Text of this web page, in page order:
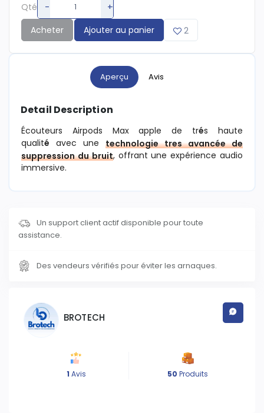
Qté
- +
Acheter Ajouter au panier 2
Aperçu Avis
Detail Description
Écouteurs Airpods Max apple de trés haute
qualité avec une technologie tres avancée de
suppression du bruit, offrant une expérience audio
immersive.
Un support client actif disponible pour toute
assistance.
Des vendeurs vérifiés pour éviter les arnaques.
BROTECH
1 Avis 50 Produits